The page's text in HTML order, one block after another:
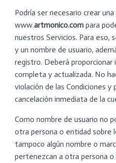
Podría ser necesario crear
www.artmonico.com para
nuestros Servicios. Para eso,
y un nombre de usuario,
registro. Deberá
completa y actualizada. No
violación de las Condiciones y
cancelación inmediata de la
Como nombre de usuario no
otra persona o entidad sobre
tampoco algún nombre o
pertenezcan a otra persona